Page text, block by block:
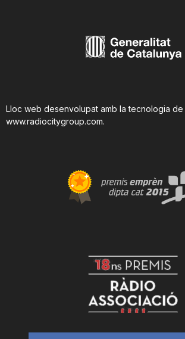
Lloc web desenvolupat amb la tecnologia de
www.radiocitygroup.com.